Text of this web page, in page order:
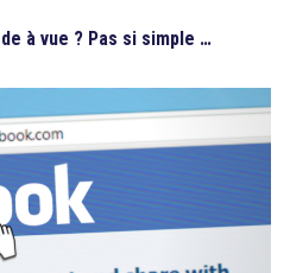
à vue ? Pas si simple …